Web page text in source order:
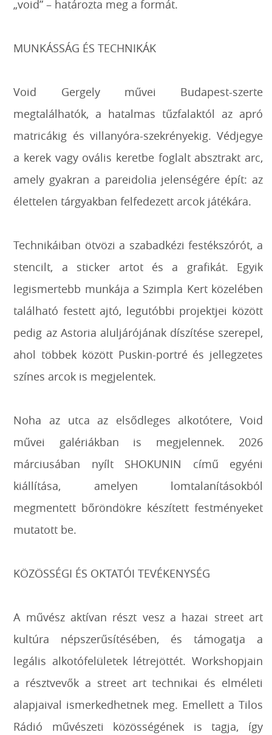
„void” – határozta meg a formát.
MUNKÁSSÁG ÉS TECHNIKÁK
Void Gergely művei Budapest-szerte
megtalálhatók, a hatalmas tűzfalaktól az apró
matricákig és villanyóra-szekrényekig. Védjegye
a kerek vagy ovális keretbe foglalt absztrakt arc,
amely gyakran a pareidolia jelenségére épít: az
élettelen tárgyakban felfedezett arcok játékára.
Technikáiban ötvözi a szabadkézi festékszórót, a
stencilt, a sticker artot és a grafikát. Egyik
legismertebb munkája a Szimpla Kert közelében
található festett ajtó, legutóbbi projektjei között
pedig az Astoria aluljárójának díszítése szerepel,
ahol többek között Puskin-portré és jellegzetes
színes arcok is megjelentek.
Noha az utca az elsődleges alkotótere, Void
művei galériákban is megjelennek. 2026
márciusában nyílt SHOKUNIN című egyéni
kiállítása, amelyen lomtalanításokból
megmentett bőröndökre készített festményeket
mutatott be.
KÖZÖSSÉGI ÉS OKTATÓI TEVÉKENYSÉG
A művész aktívan részt vesz a hazai street art
kultúra népszerűsítésében, és támogatja a
legális alkotófelületek létrejöttét. Workshopjain
a résztvevők a street art technikai és elméleti
alapjaival ismerkedhetnek meg. Emellett a Tilos
Rádió művészeti közösségének is tagja, így